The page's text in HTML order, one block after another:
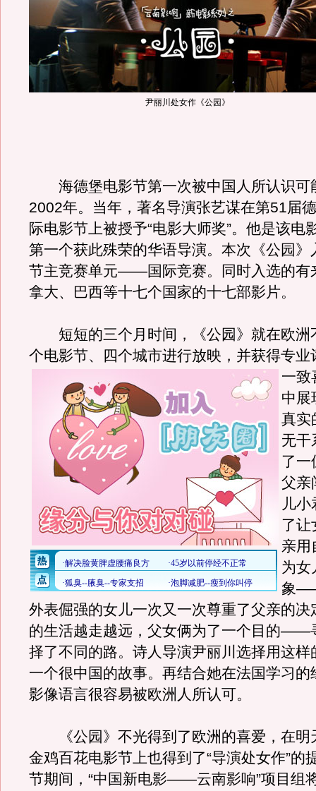
尹丽川处女作《公园》
海德堡电影节第一次被中国人所认识可
2002年。当年，著名导演张艺谋在第51届
际电影节上被授予“电影大师奖”。他是该电
第一个获此殊荣的华语导演。本次《公园》
节主竞赛单元——国际竞赛。同时入选的有
拿大、巴西等十七个国家的十七部影片。
短短的三个月时间，《公园》就在欧洲
个电影节、四个城市进行放映，并获得专业
一致
中展
真实
无干
了一
父亲
儿
了让
亲用
为女
象
外表倔强的女儿一次又一次尊重了父亲的决
的生活越走越远，父女俩为了一个目的——
择了不同的路。诗人导演尹丽川选择用这样
一个很中国的故事。再结合她在法国学习的
影像语言很容易被欧洲人所认可。
《公园》不光得到了欧洲的喜爱，在明
金鸡百花电影节上也得到了“导演处女作”的
节期间，“中国新电影——云南影响”项目组